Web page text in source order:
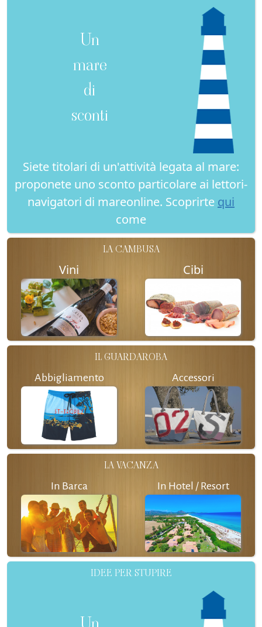
Un
mare
di
sconti
Siete titolari di un'attività legata al mare:
proponete uno sconto particolare ai lettori-
navigatori di mareonline. Scoprirte qui
come
LA CAMBUSA
Vini Cibi
IL GUARDAROBA
Abbigliamento Accessori
LA VACANZA
In Barca In Hotel / Resort
IDEE PER STUPIRE